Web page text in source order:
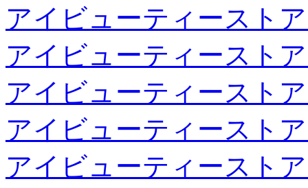
アイビューティースト
アイビューティースト
アイビューティースト
アイビューティースト
アイビューティースト